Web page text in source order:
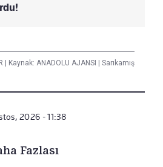
| Kaynak: ANADOLU AJANSI | Sarıkamış
2026 - 11:38
Fazlası